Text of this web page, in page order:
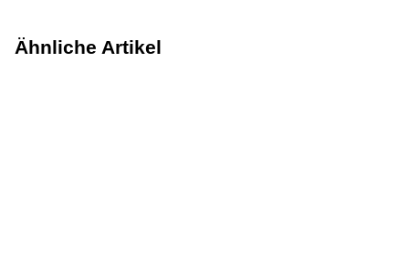
Ähnliche Artikel